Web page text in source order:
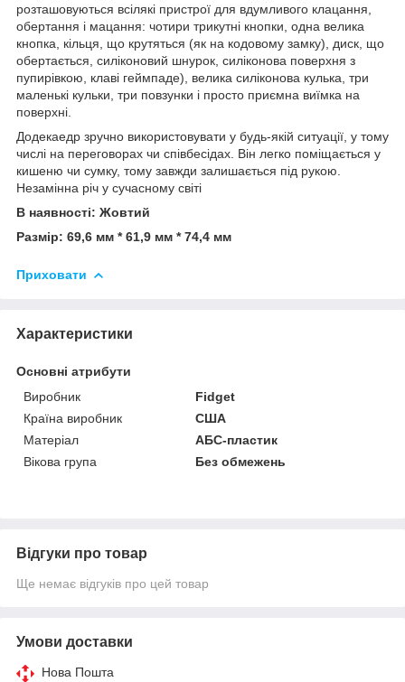
розташовуються всілякі пристрої для вдумливого клацання,
обертання і мацання: чотири трикутні кнопки, одна велика
кнопка, кільця, що крутяться (як на кодовому замку), диск, що
обертається, силіконовий шнурок, силіконова поверхня з
пупирівкою, клаві геймпаде), велика силіконова кулька, три
маленькі кульки, три повзунки і просто приємна виїмка на
поверхні.
Додекаедр зручно використовувати у будь-якій ситуації, у тому
числі на переговорах чи співбесідах. Він легко поміщається у
кишеню чи сумку, тому завжди залишається під рукою.
Незамінна річ у сучасному світі
В наявності: Жовтий
Размір: 69,6 мм * 61,9 мм * 74,4 мм
Приховати
Характеристики
Основні атрибути
Виробник
Fidget
Країна виробник
США
Матеріал
АБС-пластик
Вікова група
Без обмежень
Відгуки про товар
Ще немає відгуків про цей товар
Умови доставки
Нова Пошта